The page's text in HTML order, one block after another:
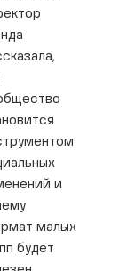
и
малых
будет